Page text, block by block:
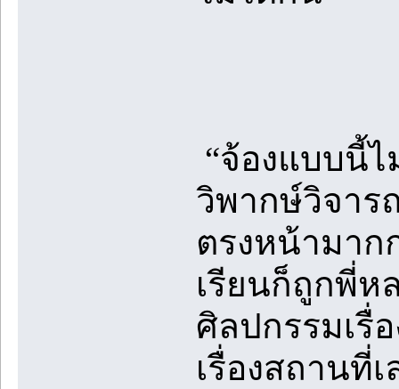
“จ้องแบบนี้ไ
วิพากษ์วิจา
ตรงหน้ามาก
เรียนก็ถูกพี่
ศิลปกรรมเ
เรื่องสถานที่